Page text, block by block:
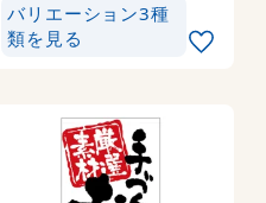
バリエーション3種
類を見る